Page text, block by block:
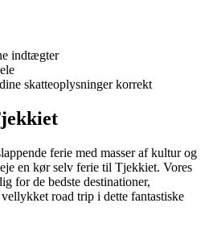
indtægter
skatteoplysninger korrekt
ferie med masser af kultur og
en kør selv ferie til Tjekkiet. Vores
for de bedste destinationer,
road trip i dette fantastiske